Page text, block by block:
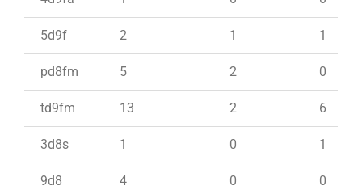
5d9f 2 1 1
pd8fm 5 2 0
td9fm 13 2 6
3d8s 1 0 1
9d8 4 0 0